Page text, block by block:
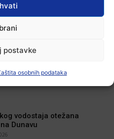
postavke
osobnih podataka
racionalno korištenje vode
- 6 kolovoza, 2026
vodostaja otežana
Dunavu